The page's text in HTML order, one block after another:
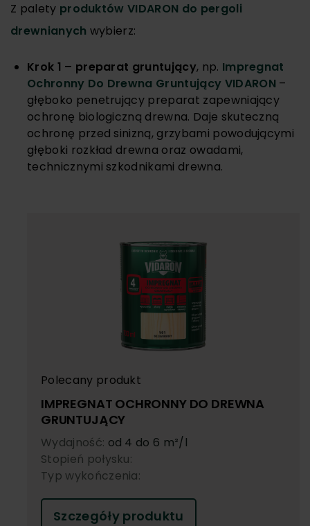
Z palety produktów VIDARON do pergoli
drewnianych wybierz:
Krok 1 – preparat gruntujący, np. Impregnat
Ochronny Do Drewna Gruntujący VIDARON –
głęboko penetrujący preparat zapewniający
ochronę biologiczną drewna. Daje skuteczną
ochronę przed sinizną, grzybami powodującymi
głęboki rozkład drewna oraz owadami,
technicznymi szkodnikami drewna.
Polecany produkt
IMPREGNAT OCHRONNY DO DREWNA
GRUNTUJĄCY
Wydajność: od 4 do 6 m²/l
Stopień połysku:
Typ wykończenia:
Szczegóły produktu